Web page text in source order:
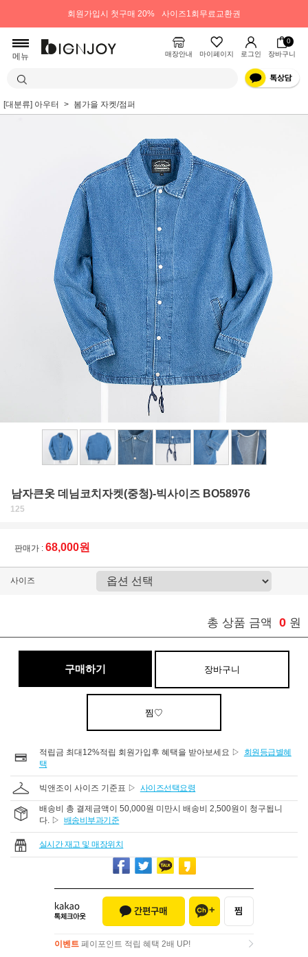
회원가입시 첫구매 20% 사이즈1회무료교환권
메뉴 매장안내 마이페이지 로그인
0
장바구니
[대분류] 아우터 봄가을 자켓/점퍼
남자큰옷 데님코치자켓(중청)-빅사이즈 BO58976
125
판매가 : 68,000원
사이즈
총 상품 금액 0 원
구매하기 장바구니
찜♡
적립금 최대12%적립 회원가입후 혜택을 받아보세요 ▷
회원등급별혜
택
빅앤조이 사이즈 기준표 ▷ 사이즈선택요령
배송비 총 결제금액이 50,000원 미만시 배송비 2,500원이 청구됩니
다. ▷ 배송비부과기준
실시간 재고 및 매장위치
이벤트 페이포인트 적립 혜택 2배 UP!